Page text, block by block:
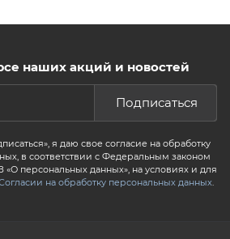
наших акций и новостей
Подписаться
я даю свое согласие на обработку
в соответствии с Федеральным законом
«О персональных данных», на условиях и для
на обработку персональных данных.